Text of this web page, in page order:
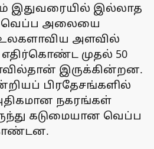
இதுவரையில் இல்லாத
வெப்ப அலையை
அளவில்
முதல் 50
இருக்கின்றன.
பிரதேசங்களில்
நகரங்கள்
கடுமையான வெப்ப